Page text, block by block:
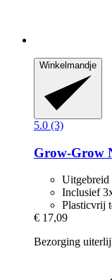
Winkelmandje
5.0 (3)
Grow-Grow
Uitgebreid
Inclusief
Plasticvrij
€ 17,09
Bezorging